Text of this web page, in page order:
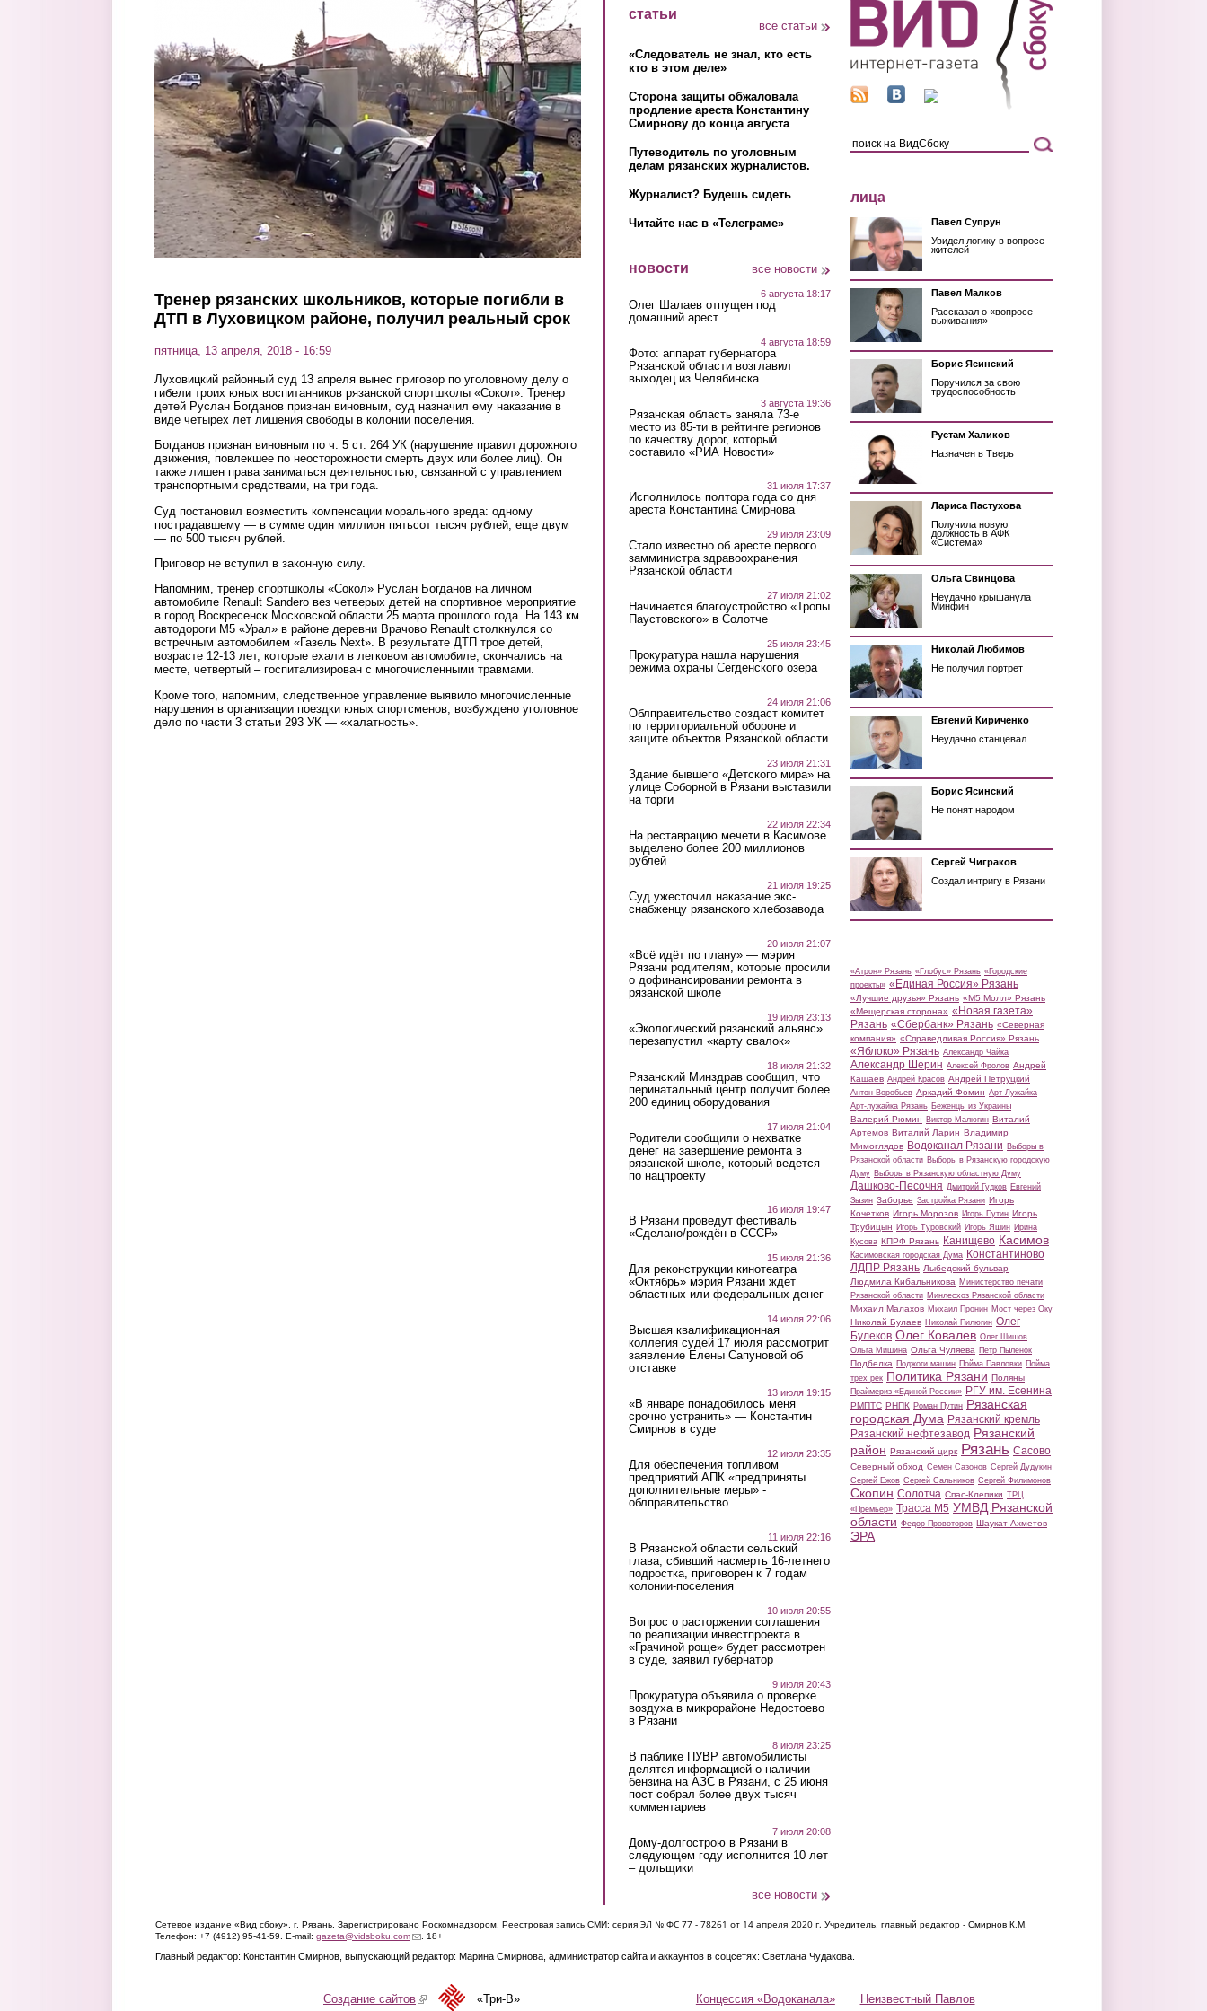
Тренер рязанских школьников, которые погибли в
ДТП в Луховицком районе, получил реальный срок
пятница, 13 апреля, 2018 - 16:59
Луховицкий районный суд 13 апреля вынес приговор по уголовному делу о
гибели троих юных воспитанников рязанской спортшколы «Сокол». Тренер
детей Руслан Богданов признан виновным, суд назначил ему наказание в
виде четырех лет лишения свободы в колонии поселения.
Богданов признан виновным по ч. 5 ст. 264 УК (нарушение правил дорожного
движения, повлекшее по неосторожности смерть двух или более лиц). Он
также лишен права заниматься деятельностью, связанной с управлением
транспортными средствами, на три года.
Суд постановил возместить компенсации морального вреда: одному
пострадавшему — в сумме один миллион пятьсот тысяч рублей, еще двум
— по 500 тысяч рублей.
Приговор не вступил в законную силу.
Напомним, тренер спортшколы «Сокол» Руслан Богданов на личном
автомобиле Renault Sandero вез четверых детей на спортивное мероприятие
в город Воскресенск Московской области 25 марта прошлого года. На 143 км
автодороги М5 «Урал» в районе деревни Врачово Renault столкнулся со
встречным автомобилем «Газель Next». В результате ДТП трое детей,
возрасте 12-13 лет, которые ехали в легковом автомобиле, скончались на
месте, четвертый – госпитализирован с многочисленными травмами.
Кроме того, напомним, следственное управление выявило многочисленные
нарушения в организации поездки юных спортсменов, возбуждено уголовное
дело по части 3 статьи 293 УК — «халатность».
статьи
все статьи
«Следователь не знал, кто есть
кто в этом деле»
Сторона защиты обжаловала
продление ареста Константину
Смирнову до конца августа
Путеводитель по уголовным
делам рязанских журналистов.
Журналист? Будешь сидеть
Читайте нас в «Телеграме»
новости все новости
6 августа 18:17
Олег Шалаев отпущен под
домашний арест
4 августа 18:59
Фото: аппарат губернатора
Рязанской области возглавил
выходец из Челябинска
3 августа 19:36
Рязанская область заняла 73-е
место из 85-ти в рейтинге регионов
по качеству дорог, который
составило «РИА Новости»
31 июля 17:37
Исполнилось полтора года со дня
ареста Константина Смирнова
29 июля 23:09
Стало известно об аресте первого
замминистра здравоохранения
Рязанской области
27 июля 21:02
Начинается благоустройство «Тропы
Паустовского» в Солотче
25 июля 23:45
Прокуратура нашла нарушения
режима охраны Сегденского озера
24 июля 21:06
Облправительство создаст комитет
по территориальной обороне и
защите объектов Рязанской области
23 июля 21:31
Здание бывшего «Детского мира» на
улице Соборной в Рязани выставили
на торги
22 июля 22:34
На реставрацию мечети в Касимове
выделено более 200 миллионов
рублей
21 июля 19:25
Суд ужесточил наказание экс-
снабженцу рязанского хлебозавода
20 июля 21:07
«Всё идёт по плану» — мэрия
Рязани родителям, которые просили
о дофинансировании ремонта в
рязанской школе
19 июля 23:13
«Экологический рязанский альянс»
перезапустил «карту свалок»
18 июля 21:32
Рязанский Минздрав сообщил, что
перинатальный центр получит более
200 единиц оборудования
17 июля 21:04
Родители сообщили о нехватке
денег на завершение ремонта в
рязанской школе, который ведется
по нацпроекту
16 июля 19:47
В Рязани проведут фестиваль
«Сделано/рождён в СССР»
15 июля 21:36
Для реконструкции кинотеатра
«Октябрь» мэрия Рязани ждет
областных или федеральных денег
14 июля 22:06
Высшая квалификационная
коллегия судей 17 июля рассмотрит
заявление Елены Сапуновой об
отставке
13 июля 19:15
«В январе понадобилось меня
срочно устранить» — Константин
Смирнов в суде
12 июля 23:35
Для обеспечения топливом
предприятий АПК «предприняты
дополнительные меры» -
облправительство
11 июля 22:16
В Рязанской области сельский
глава, сбивший насмерть 16-летнего
подростка, приговорен к 7 годам
колонии-поселения
10 июля 20:55
Вопрос о расторжении соглашения
по реализации инвестпроекта в
«Грачиной роще» будет рассмотрен
в суде, заявил губернатор
9 июля 20:43
Прокуратура объявила о проверке
воздуха в микрорайоне Недостоево
в Рязани
8 июля 23:25
В паблике ПУВР автомобилисты
делятся информацией о наличии
бензина на АЗС в Рязани, с 25 июня
пост собрал более двух тысяч
комментариев
7 июля 20:08
Дому-долгострою в Рязани в
следующем году исполнится 10 лет
– дольщики
все новости
лица
Павел Супрун
Увидел логику в вопросе
жителей
Павел Малков
Рассказал о «вопросе
выживания»
Борис Ясинский
Поручился за свою
трудоспособность
Рустам Халиков
Назначен в Тверь
Лариса Пастухова
Получила новую
должность в АФК
«Система»
Ольга Свинцова
Неудачно крышанула
Минфин
Николай Любимов
Не получил портрет
Евгений Кириченко
Неудачно станцевал
Борис Ясинский
Не понят народом
Сергей Чиграков
Создал интригу в Рязани
«Атрон» Рязань «Глобус» Рязань «Городские
проекты» «Единая Россия» Рязань
«Лучшие друзья» Рязань «М5 Молл» Рязань
«Мещерская сторона» «Новая газета»
Рязань «Сбербанк» Рязань «Северная
компания» «Справедливая Россия» Рязань
«Яблоко» Рязань Александр Чайка
Александр Шерин Алексей Фролов Андрей
Кашаев Андрей Красов Андрей Петруцкий
Антон Воробьев Аркадий Фомин Арт-Лужайка
Арт-лужайка Рязань Беженцы из Украины
Валерий Рюмин Виктор Малюгин Виталий
Артемов Виталий Ларин Владимир
Мимоглядов Водоканал Рязани Выборы в
Рязанской области Выборы в Рязанскую городскую
Думу Выборы в Рязанскую областную Думу
Дашково-Песочня Дмитрий Гудков Евгений
Зызин Заборье Застройка Рязани Игорь
Кочетков Игорь Морозов Игорь Путин Игорь
Трубицын Игорь Туровский Игорь Яшин Ирина
Кусова КПРФ Рязань Канищево Касимов
Касимовская городская Дума Константиново
ЛДПР Рязань Лыбедский бульвар
Людмила Кибальникова Министерство печати
Рязанской области Минлесхоз Рязанской области
Михаил Малахов Михаил Пронин Мост через Оку
Николай Булаев Николай Пилюгин Олег
Булеков Олег Ковалев Олег Шишов
Ольга Мишина Ольга Чуляева Петр Пыленок
Подбелка Поджоги машин Пойма Павловки Пойма
трех рек Политика Рязани Поляны
Праймериз «Единой России» РГУ им. Есенина
РМПТС РНПК Роман Путин Рязанская
городская Дума Рязанский кремль
Рязанский нефтезавод Рязанский
район Рязанский цирк Рязань Сасово
Северный обход Семен Сазонов Сергей Дудукин
Сергей Ежов Сергей Сальников Сергей Филимонов
Скопин Солотча Спас-Клепики ТРЦ
«Премьер» Трасса М5 УМВД Рязанской
области Федор Провоторов Шаукат Ахметов
ЭРА
Сетевое издание «Вид сбоку», г. Рязань. Зарегистрировано Роскомнадзором. Реестровая запись СМИ: серия ЭЛ № ФС 77 - 78261 от 14 апреля 2020 г. Учредитель, главный редактор - Смирнов К.М.
Телефон: +7 (4912) 95-41-59. E-mail: gazeta@vidsboku.com(link sends e-mail)
. 18+
Главный редактор: Константин Смирнов, выпускающий редактор: Марина Смирнова, администратор сайта и аккаунтов в соцсетях: Светлана Чудакова.
Концессия «Водоканала» Неизвестный Павлов
Создание сайтов(link is external)«Три-В»